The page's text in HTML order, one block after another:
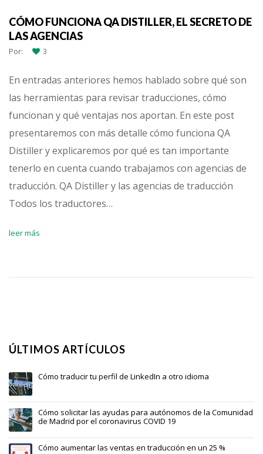
CÓMO FUNCIONA QA DISTILLER, EL SECRETO DE
LAS AGENCIAS
Por: 3
En entradas anteriores hemos hablado sobre qué son
las herramientas para revisar traducciones, cómo
funcionan y qué ventajas nos aportan. En este post
presentaremos con más detalle cómo funciona QA
Distiller y explicaremos por qué es tan importante
tenerlo en cuenta cuando trabajamos con agencias de
traducción. QA Distiller y las agencias de traducción
Todos los traductores…
leer más
ÚLTIMOS ARTÍCULOS
Cómo traducir tu perfil de LinkedIn a otro idioma
Cómo solicitar las ayudas para autónomos de la Comunidad
de Madrid por el coronavirus COVID 19
Cómo aumentar las ventas en traducción en un 25 %